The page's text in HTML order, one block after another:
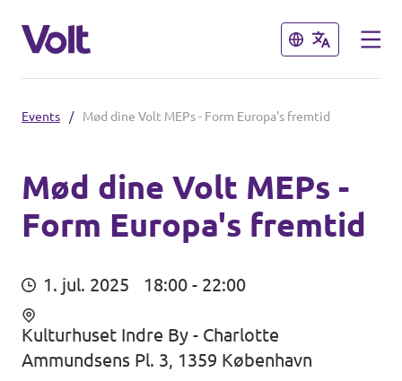
Luk
Vælg et sprog
Dansk
Hovedorganisationen
Volt Europa
Demokratisk Repræsentation
Luk
Politikker
Nyheder
Events / Mød dine Volt MEPs - Form Europa's fremtid
Mød dine Volt MEPs -
Form Europa's fremtid
1. jul. 2025 18:00 - 22:00
Kulturhuset Indre By - Charlotte
Ammundsens Pl. 3, 1359 København